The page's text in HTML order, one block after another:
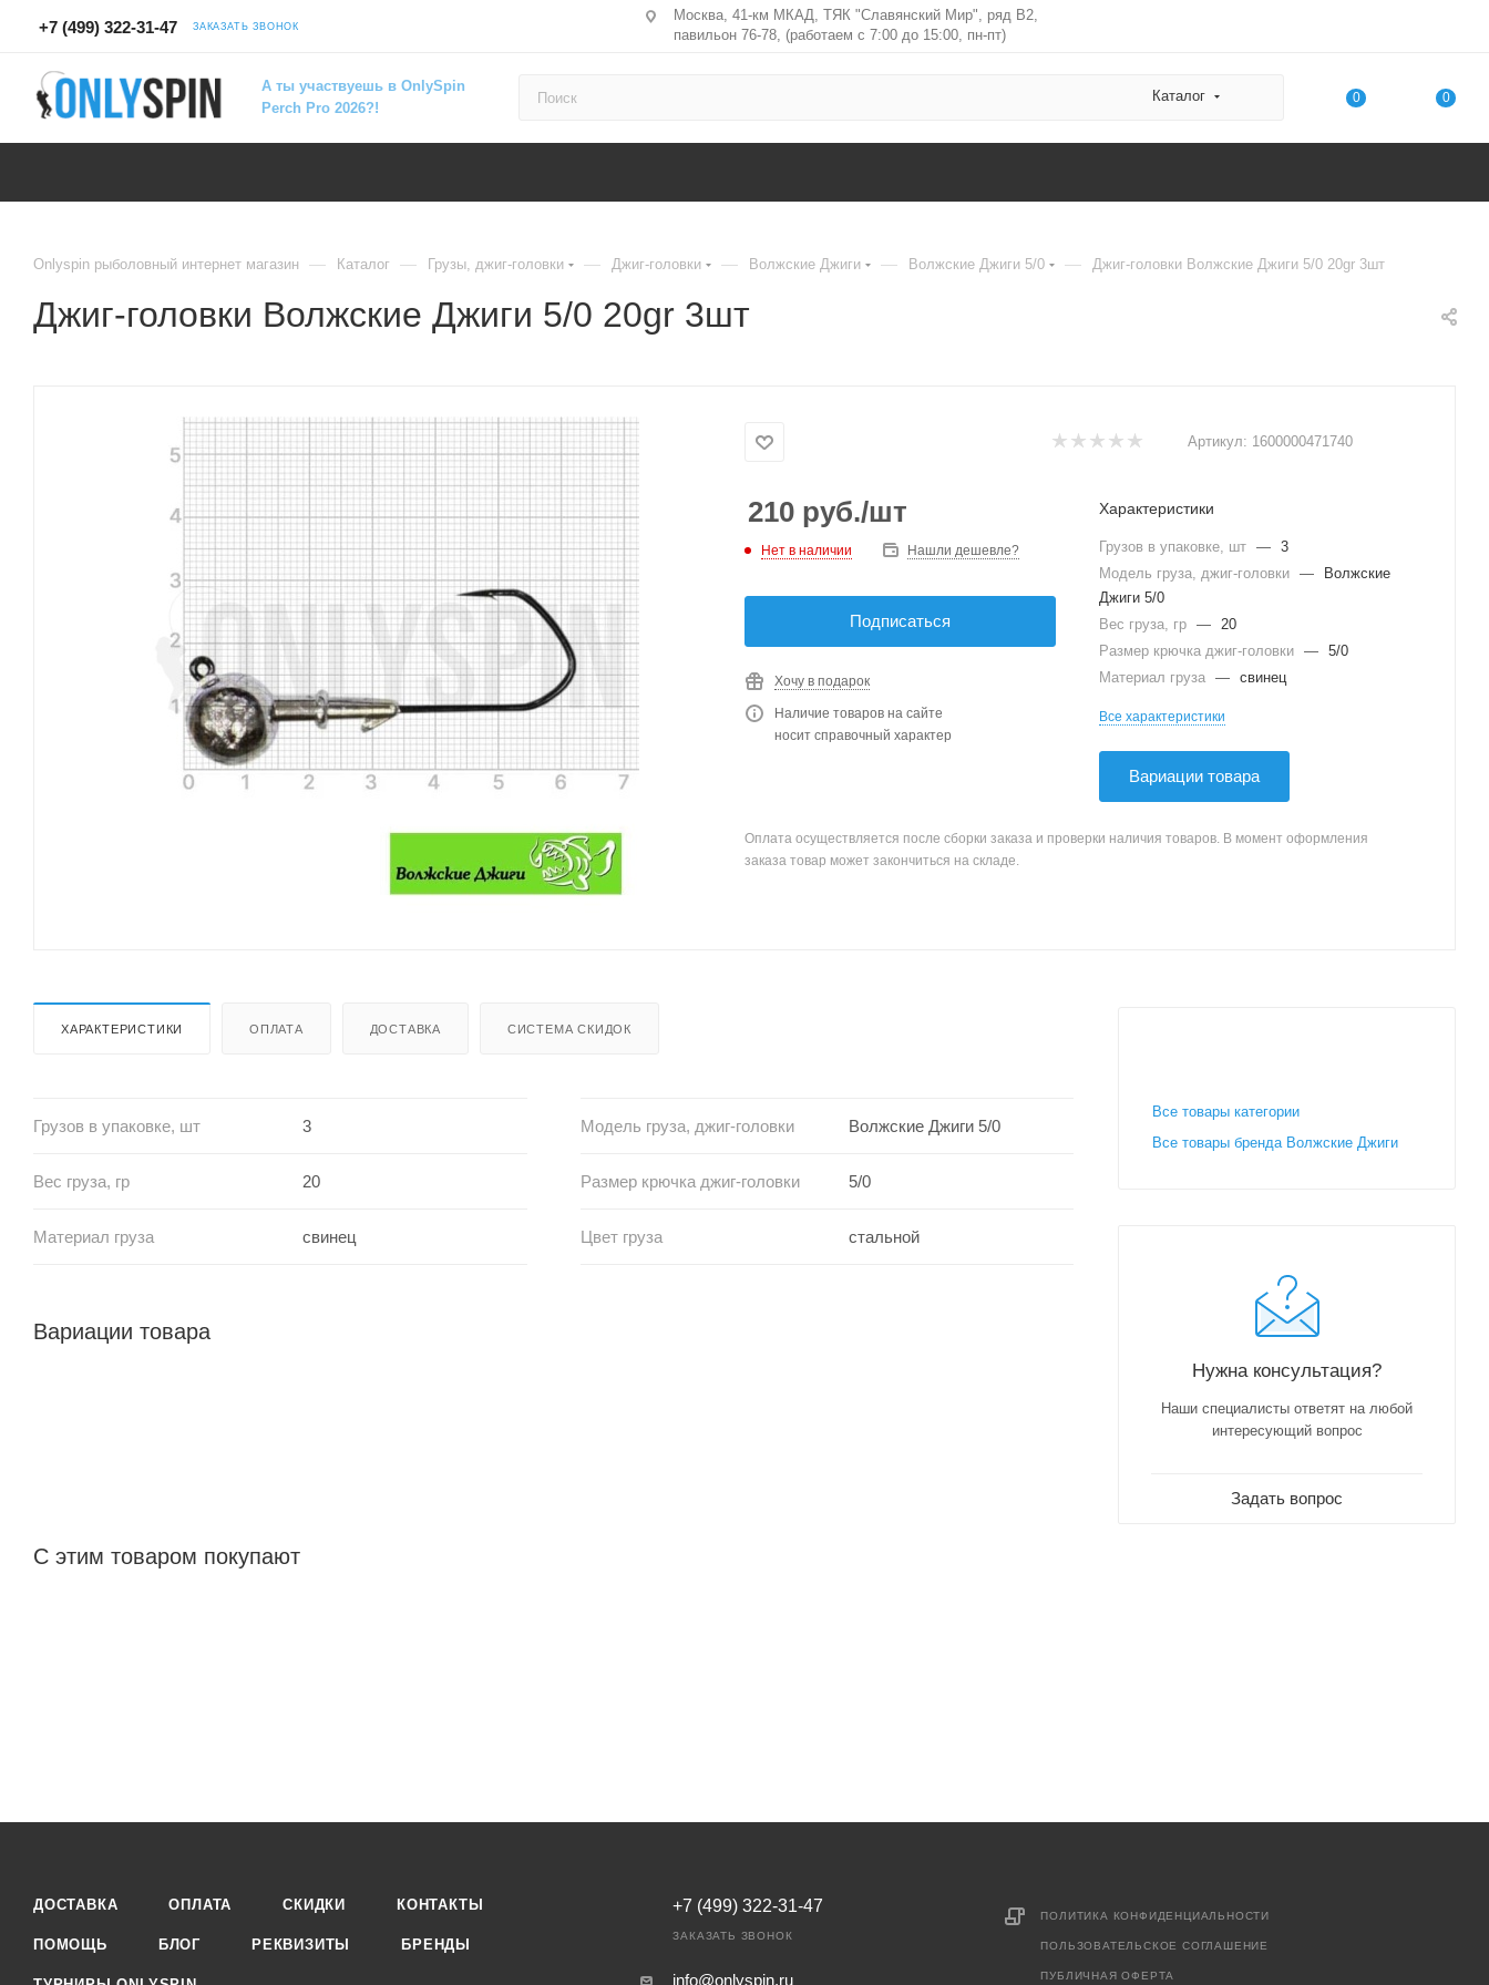
+7 (499) 322-31-47 ЗАКАЗАТЬ ЗВОНОК
Москва, 41-км МКАД, ТЯК "Славянский Мир", ряд В2,
павильон 76-78, (работаем с 7:00 до 15:00, пн-пт)
А ты участвуешь в OnlySpin
Perch Pro 2026?!
Каталог 0 0
Onlyspin рыболовный интернет магазин — Каталог — Грузы, джиг-головки — Джиг-головки — Волжские Джиги — Волжские Джиги 5/0 — Джиг-головки Волжские Джиги 5/0 20gr 3шт
Джиг-головки Волжские Джиги 5/0 20gr 3шт
Артикул: 1600000471740
210 руб./шт
Нет в наличии Нашли дешевле?
Подписаться
Хочу в подарок
Наличие товаров на сайте
носит справочный характер
Характеристики
Грузов в упаковке, шт — 3
Модель груза, джиг-головки —
Волжские
Джиги 5/0
Вес груза, гр — 20
Размер крючка джиг-головки — 5/0
Материал груза — свинец
Все характеристики
Вариации товара
Оплата осуществляется после сборки заказа и проверки наличия товаров. В момент оформления
заказа товар может закончиться на складе.
ХАРАКТЕРИСТИКИ ОПЛАТА ДОСТАВКА СИСТЕМА СКИДОК
Грузов в упаковке, шт 3 Модель груза, джиг-головки Волжские Джиги 5/0
Вес груза, гр 20 Размер крючка джиг-головки 5/0
Материал груза свинец Цвет груза стальной
Вариации товара
С этим товаром покупают
Все товары категории
Все товары бренда Волжские Джиги
Нужна консультация?
Наши специалисты ответят на любой
интересующий вопрос
Задать вопрос
ДОСТАВКА ОПЛАТА СКИДКИ КОНТАКТЫ
ПОМОЩЬ БЛОГ РЕКВИЗИТЫ БРЕНДЫ
+7 (499) 322-31-47
ЗАКАЗАТЬ ЗВОНОК
info@onlyspin.ru
ПОЛИТИКА КОНФИДЕНЦИАЛЬНОСТИ
ПОЛЬЗОВАТЕЛЬСКОЕ СОГЛАШЕНИЕ
ПУБЛИЧНАЯ ОФЕРТА